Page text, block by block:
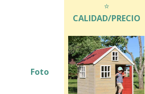
⭐
CALIDAD/PRECIO
Foto